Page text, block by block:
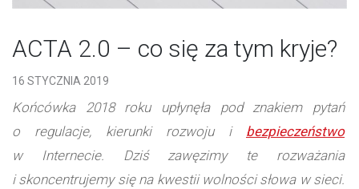
ACTA 2.0 – co się za tym kryje?
16 STYCZNIA 2019
Końcówka 2018 roku upłynęła pod znakiem pytań
o regulacje, kierunki rozwoju i bezpieczeństwo
w Internecie. Dziś zawęzimy te rozważania
i skoncentrujemy się na kwestii wolności słowa w sieci.